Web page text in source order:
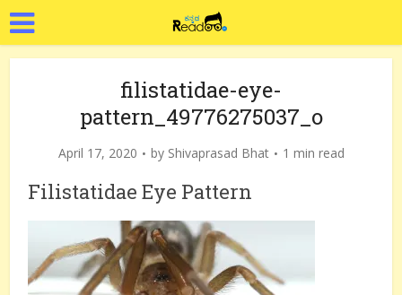
filistatidae-eye-
pattern_49776275037_o
April 17, 2020 by Shivaprasad Bhat 1 min read
Filistatidae Eye Pattern